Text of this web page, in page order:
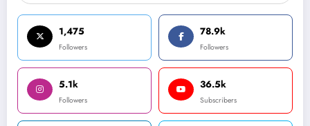
1,475
Followers
78.9k
Followers
5.1k
Followers
36.5k
Subscribers